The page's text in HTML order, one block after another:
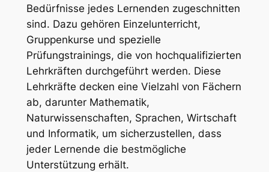
Bedürfnisse jedes Lernenden zugeschnitten
sind. Dazu gehören Einzelunterricht,
Gruppenkurse und spezielle
Prüfungstrainings, die von hochqualifizierten
Lehrkräften durchgeführt werden. Diese
Lehrkräfte decken eine Vielzahl von Fächern
ab, darunter Mathematik,
Naturwissenschaften, Sprachen, Wirtschaft
und Informatik, um sicherzustellen, dass
jeder Lernende die bestmögliche
Unterstützung erhält.